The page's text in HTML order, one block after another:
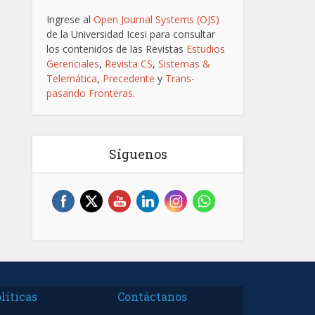
Ingrese al Open Journal Systems (OJS)
de la Universidad Icesi para consultar
los contenidos de las Revistas Estudios
Gerenciales, Revista CS, Sistemas &
Telemática, Precedente y Trans-
pasando Fronteras.
Síguenos
Contáctanos